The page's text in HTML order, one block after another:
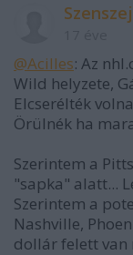
Szenszej
@Acilles: Az
Wild helyzete,
Elcserélték
Örülnék ha
Szerintem a
"sapka" alatt...
Szerintem a
Nashville,
dollár felett van